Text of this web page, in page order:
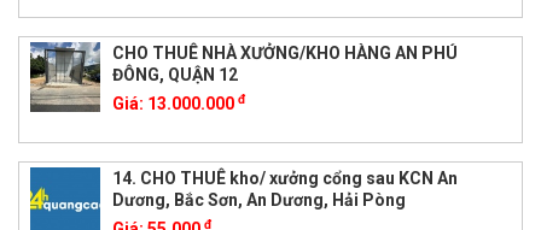
CHO THUÊ NHÀ XƯỞNG/KHO HÀNG AN PHÚ
ĐÔNG, QUẬN 12
Giá: 13.000.000 đ
14. CHO THUÊ kho/ xưởng cổng sau KCN An
Dương, Bắc Sơn, An Dương, Hải Pòng
đ